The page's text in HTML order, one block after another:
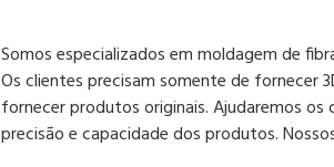
Somos especializados em moldagem de
Os clientes precisam somente de fornecer
fornecer produtos originais. Ajudaremos
precisão e capacidade dos produtos.